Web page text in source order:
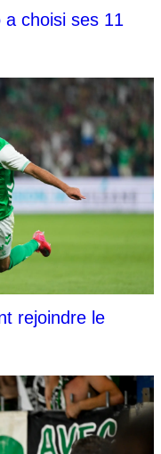
choisi ses 11
rejoindre le